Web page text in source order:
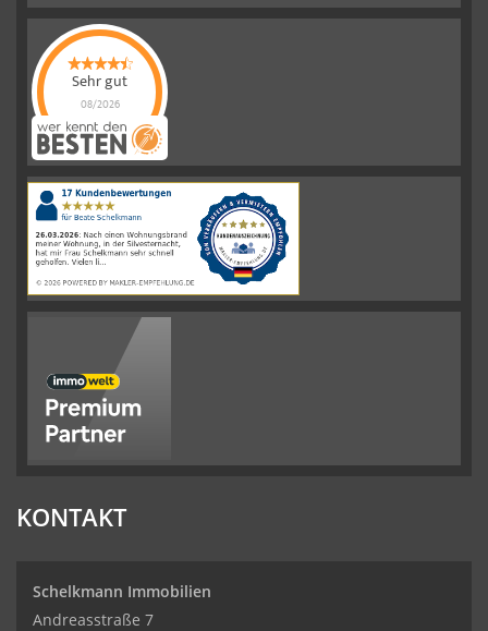
Sehr gut
08/2026
Schelkmann
Immobilienhat
|110Schelkmann
ImmobilienBewertungen
auf
werkenntdenBESTEN.de
KONTAKT
Schelkmann Immobilien
Andreasstraße 7